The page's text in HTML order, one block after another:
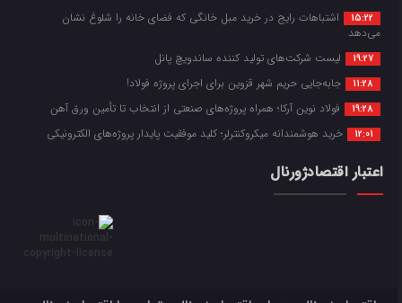
15:22
اشتباهات رایج در خرید مبل خانگی که فضای خانه را شلوغ نشان
می‌دهد
19:27 لیست شرکت‌های تولید کننده ساندویچ پانل
11:28 جابه‌جایی حریم شهر قزوین برای اجرای پروژه فولاد!
19:28 فولاد نوین آرکا؛ همراه پروژه‌های صنعتی از انتخاب تا تأمین ورق آهن
12:01 خرید هوشمندانه میکروکنترلر؛ کلید موفقیت پایدار پروژه‌های الکترونیکی
اعتبار اقتصادژورنال